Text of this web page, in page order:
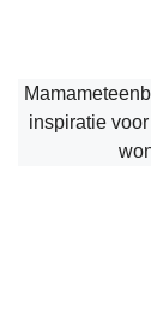
inspiratie